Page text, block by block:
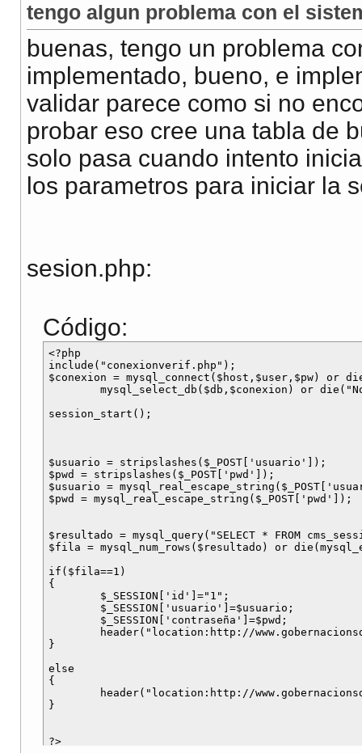
tengo algun problema con el
buenas, tengo un problema
implementado, bueno, e
validar parece como si no
probar eso cree una tabla de
solo pasa cuando intento
los parametros para iniciar la
sesion.php:
Código:
<?php
include("conexionverif.php");
$conexion = mysql_connect($host,$user,$pw)
session_start();
$usuario = stripslashes($_POST['usuario']);
$pwd = stripslashes($_POST['pwd']);
$usuario =
$pwd = mysql_real_escape_string($_POST['pwd']);
$resultado = mysql_query("SELECT * FROM
$fila = mysql_num_rows($resultado) or
if($fila==1)
{
}
else
{
}